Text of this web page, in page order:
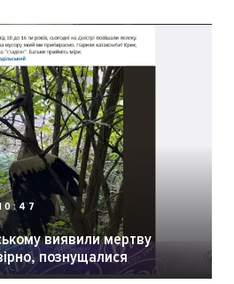
виявили мертву
познущалися